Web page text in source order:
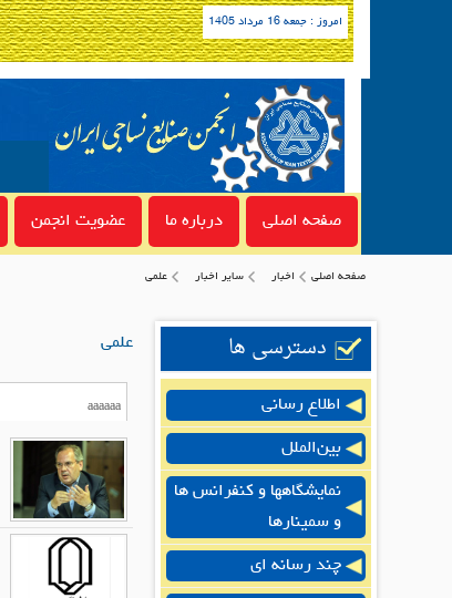
امروز : جمعه 16 مرداد 1405
صفحه اصلی درباره ما عضویت انجمن
صفحه اصلی اخبار سایر اخبار علمی
دسترسی ها
اطلاع رسانی
بین‌الملل
نمایشگاهها و کنفرانس ها
و سمینارها
چند رسانه ای
علمی